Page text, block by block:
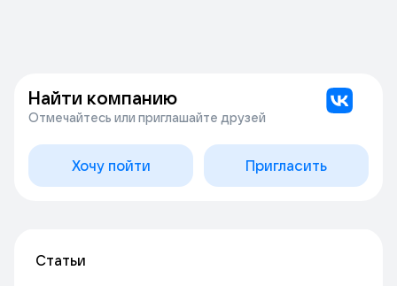
Найти компанию
Отмечайтесь или приглашайте друзей
Хочу пойти Пригласить
Статьи